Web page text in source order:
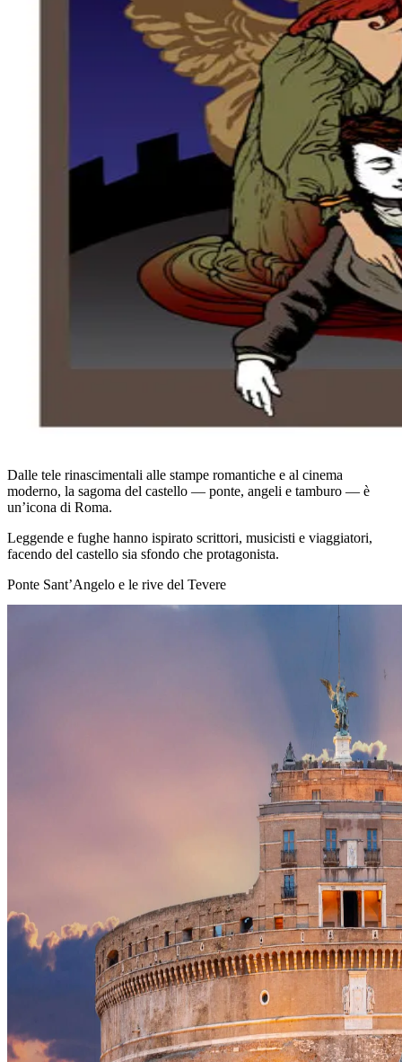
Dalle tele rinascimentali alle stampe romantiche e al cinema
moderno, la sagoma del castello — ponte, angeli e tamburo — è
un’icona di Roma.
Leggende e fughe hanno ispirato scrittori, musicisti e viaggiatori,
facendo del castello sia sfondo che protagonista.
Ponte Sant’Angelo e le rive del Tevere